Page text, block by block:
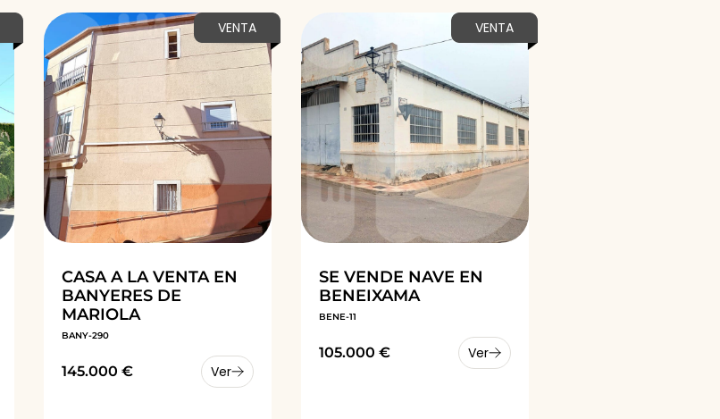
VENTA
CASA A LA VENTA EN
BANYERES DE
MARIOLA
BANY-290
145.000 € Ver
VENTA
SE VENDE NAVE EN
BENEIXAMA
BENE-11
105.000 € Ver